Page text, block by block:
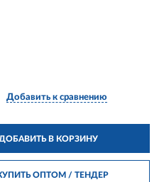
Добавить к сравнению
В КОРЗИНУ
ОПТОМ/ ТЕНДЕР